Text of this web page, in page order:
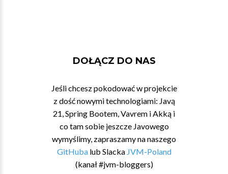
DOŁĄCZ DO NAS
Jeśli chcesz pokodować w projekcie
z dość nowymi technologiami: Javą
21, Spring Bootem, Vavrem i Akką i
co tam sobie jeszcze Javowego
wymyślimy, zapraszamy na naszego
GitHubalub Slacka JVM-Poland
(kanał #jvm-bloggers)